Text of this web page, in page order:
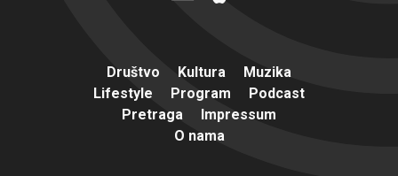
Društvo Kultura
Muzika
Lifestyle
Program
Podcast
Pretraga
Impressum
O nama